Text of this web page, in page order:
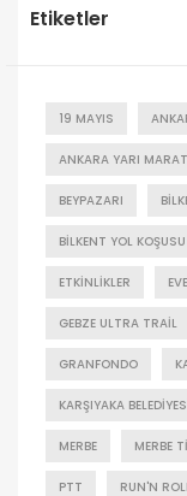
Etiketler
19 MAYIS
ANKARA YARI
BEYPAZARI
BILKENT YOL KOŞUSU
ETKINLIKLER
GEBZE ULTRA TRAIL
GRANFONDO
KARŞIYAKA
MERBE MERBE
PTT RUN'N